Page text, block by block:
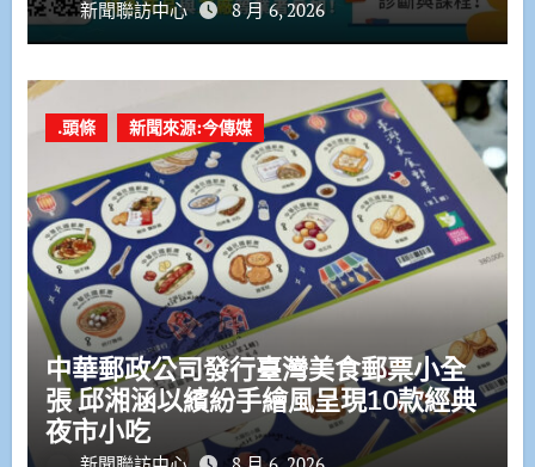
新聞聯訪中心 8 月 6, 2026
.頭條 新聞來源:今傳媒
中華郵政公司發行臺灣美食郵票小全
張 邱湘涵以繽紛手繪風呈現10款經典
夜市小吃